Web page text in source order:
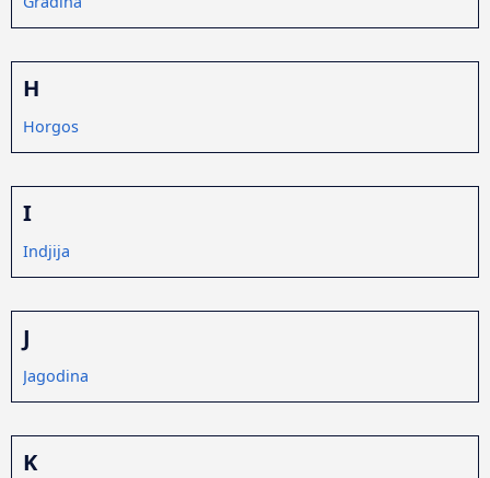
H
Horgos
I
Indjija
J
Jagodina
K